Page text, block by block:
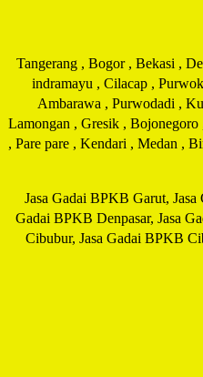
Tangerang , Bogor , Bekasi ,
indramayu , Cilacap ,
Ambarawa , Purwodadi ,
Lamongan , Gresik , Bojonegoro
, Pare pare , Kendari , Medan ,
Jasa Gadai BPKB Garut,
Gadai BPKB Denpasar, Jasa
Cibubur, Jasa Gadai BPKB